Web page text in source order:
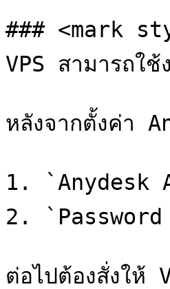
### <mark
VPS สามารถใ
หลังจากตั้งค่า
1. `Anydesk
2. `Password
ต่อไปต้องสั่งให้